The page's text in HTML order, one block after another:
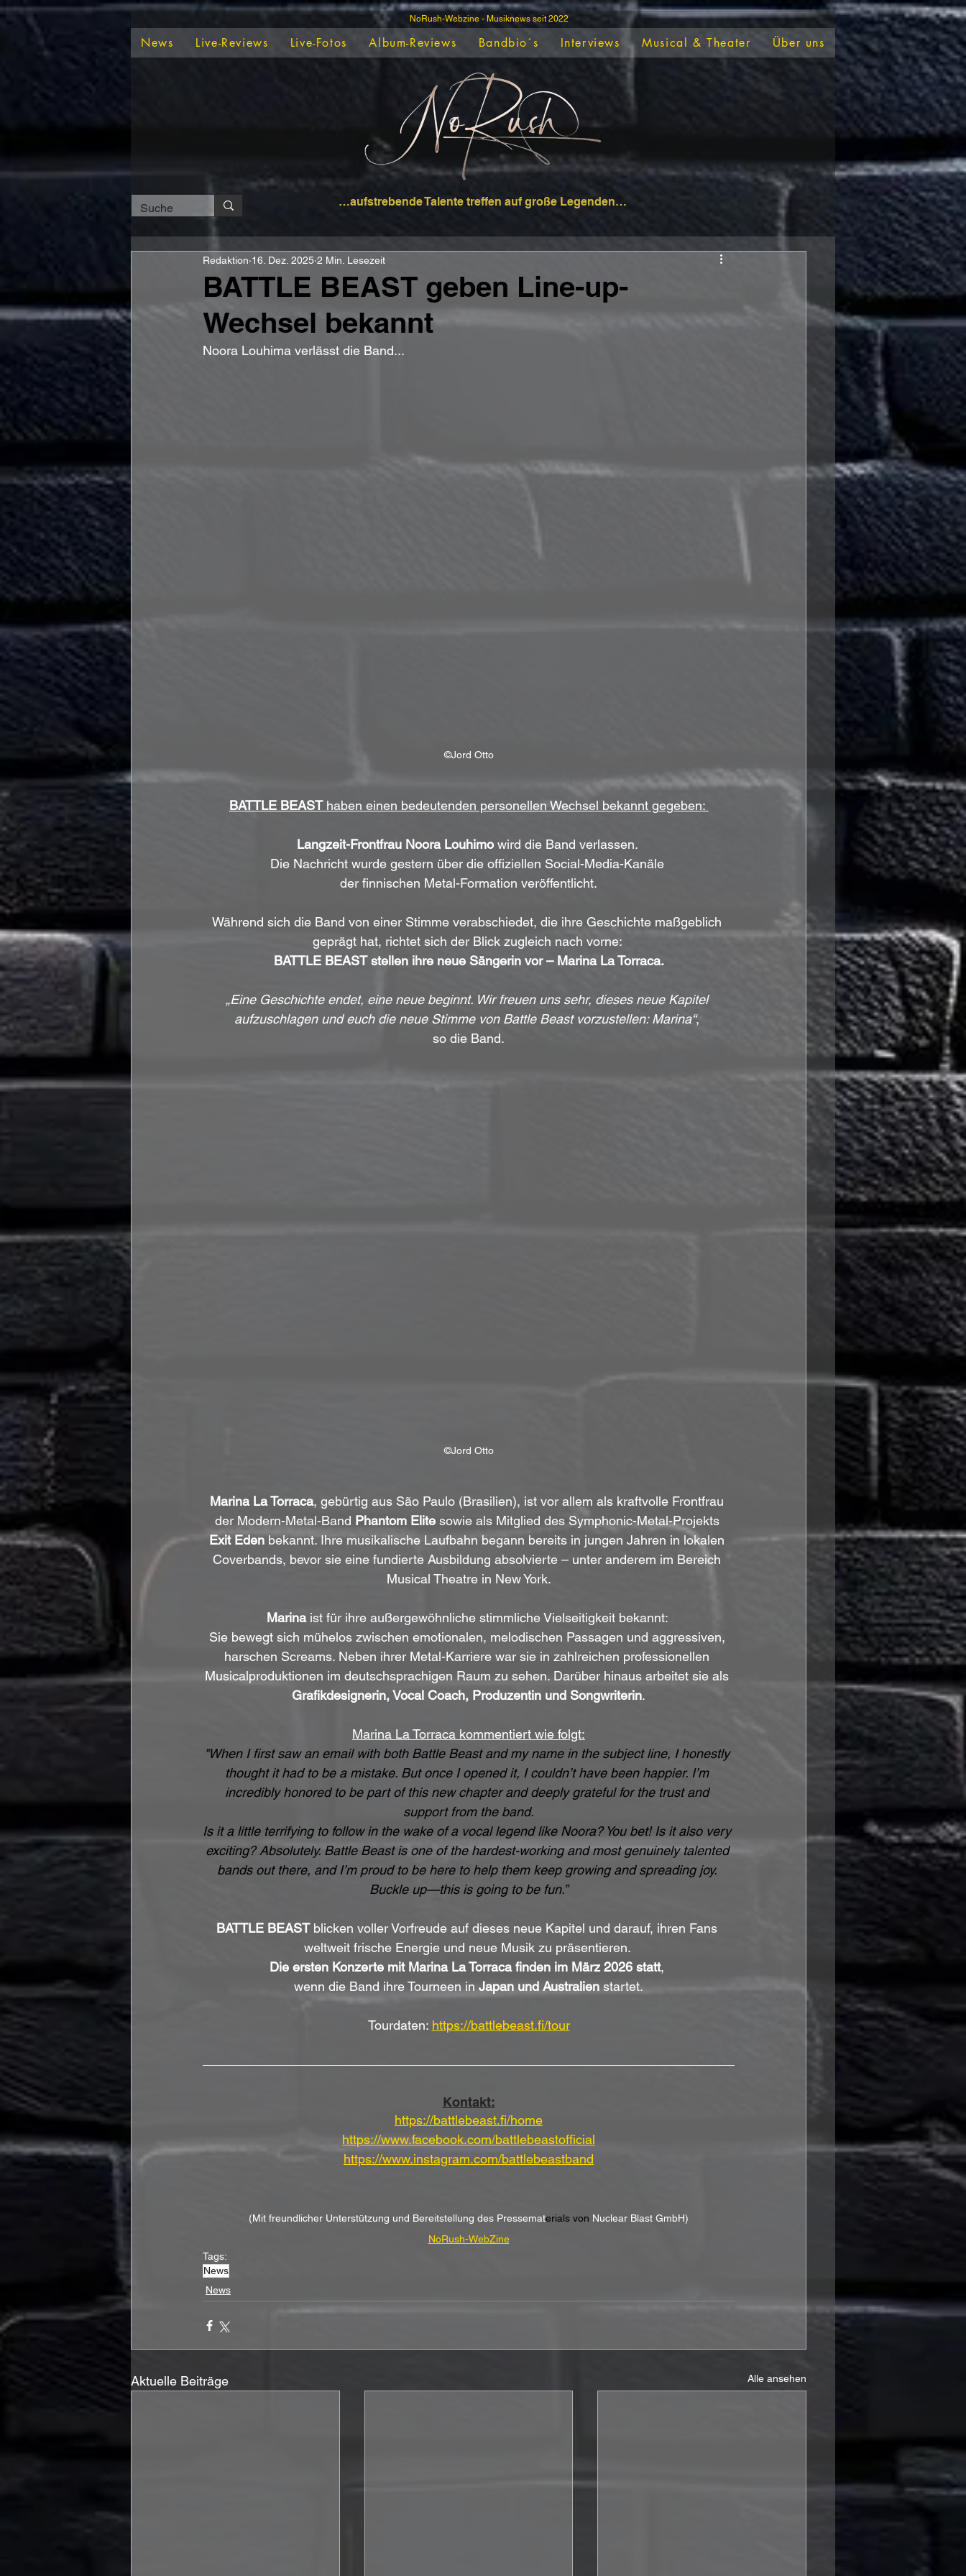
NoRush-Webzine - Musiknews seit 2022
News Live-Reviews Live-Fotos Album-Reviews Bandbio´s Interviews Musical & Theater Über uns
…aufstrebende Talente treffen auf große Legenden…
BATTLE BEAST geben Line-up-
Wechsel bekannt
Redaktion 16. Dez. 2025 2 Min. Lesezeit
Noora Louhima verlässt die Band...
©Jord Otto
BATTLE BEAST haben einen bedeutenden personellen Wechsel bekannt gegeben:
Langzeit-Frontfrau Noora Louhimo wird die Band verlassen.
Die Nachricht wurde gestern über die offiziellen Social-Media-Kanäle
der finnischen Metal-Formation veröffentlicht.
Während sich die Band von einer Stimme verabschiedet, die ihre Geschichte maßgeblich
geprägt hat, richtet sich der Blick zugleich nach vorne:
BATTLE BEAST stellen ihre neue Sängerin vor – Marina La Torraca.
„Eine Geschichte endet, eine neue beginnt. Wir freuen uns sehr, dieses neue Kapitel
aufzuschlagen und euch die neue Stimme von Battle Beast vorzustellen: Marina“,
so die Band.
©Jord Otto
Marina La Torraca, gebürtig aus São Paulo (Brasilien), ist vor allem als kraftvolle Frontfrau
der Modern-Metal-Band Phantom Elite sowie als Mitglied des Symphonic-Metal-Projekts
Exit Eden bekannt. Ihre musikalische Laufbahn begann bereits in jungen Jahren in lokalen
Coverbands, bevor sie eine fundierte Ausbildung absolvierte – unter anderem im Bereich
Musical Theatre in New York.
Marina ist für ihre außergewöhnliche stimmliche Vielseitigkeit bekannt:
Sie bewegt sich mühelos zwischen emotionalen, melodischen Passagen und aggressiven,
harschen Screams. Neben ihrer Metal-Karriere war sie in zahlreichen professionellen
Musicalproduktionen im deutschsprachigen Raum zu sehen. Darüber hinaus arbeitet sie als
Grafikdesignerin, Vocal Coach, Produzentin und Songwriterin.
Marina La Torraca kommentiert wie folgt:
"When I first saw an email with both Battle Beast and my name in the subject line, I honestly
thought it had to be a mistake. But once I opened it, I couldn’t have been happier. I’m
incredibly honored to be part of this new chapter and deeply grateful for the trust and
support from the band.
Is it a little terrifying to follow in the wake of a vocal legend like Noora? You bet! Is it also very
exciting? Absolutely. Battle Beast is one of the hardest-working and most genuinely talented
bands out there, and I’m proud to be here to help them keep growing and spreading joy.
Buckle up—this is going to be fun.”
BATTLE BEAST blicken voller Vorfreude auf dieses neue Kapitel und darauf, ihren Fans
weltweit frische Energie und neue Musik zu präsentieren.
Die ersten Konzerte mit Marina La Torraca finden im März 2026 statt,
wenn die Band ihre Tourneen in Japan und Australien startet.
Tourdaten: https://battlebeast.fi/tour
Kontakt:
https://battlebeast.fi/home
https://www.facebook.com/battlebeastofficial
https://www.instagram.com/battlebeastband
(Mit freundlicher Unterstützung und Bereitstellung des Pressematerials von Nuclear Blast GmbH)
NoRush-WebZine
Tags:
News
News
Aktuelle Beiträge Alle ansehen